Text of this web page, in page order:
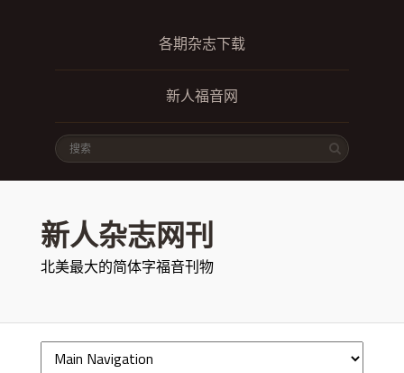
各期杂志下载
新人福音网
新人杂志网刊
北美最大的简体字福音刊物